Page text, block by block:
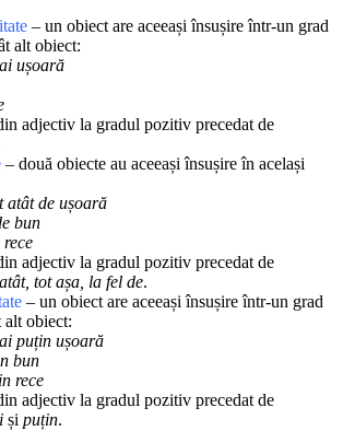
– un obiect are aceeași însușire într-un grad
alt obiect:
ușoară
adjectiv la gradul pozitiv precedat de
– două obiecte au aceeași însușire în același
atât de ușoară
bun
rece
adjectiv la gradul pozitiv precedat de
tot așa, la fel de.
– un obiect are aceeași însușire într-un grad
alt obiect:
puțin ușoară
bun
rece
adjectiv la gradul pozitiv precedat de
și puțin.